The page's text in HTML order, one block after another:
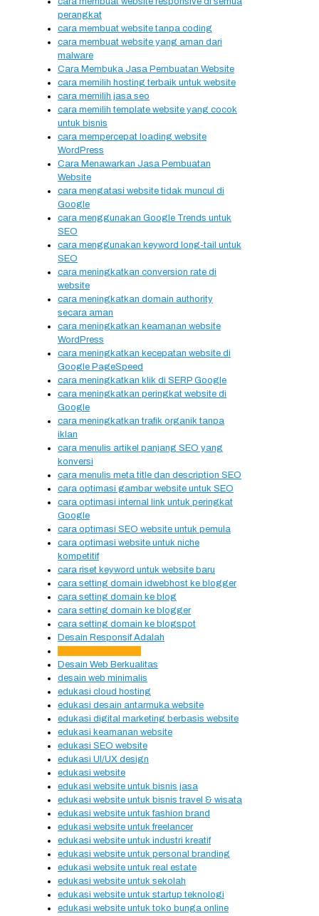
perangkat
cara membuat website tanpa coding
cara membuat website yang aman dari
malware
Cara Membuka Jasa Pembuatan Website
cara memilih hosting terbaik untuk website
cara memilih jasa seo
cara memilih template website yang cocok
untuk bisnis
cara mempercepat loading website
WordPress
Cara Menawarkan Jasa Pembuatan
Website
cara mengatasi website tidak muncul di
Google
cara menggunakan Google Trends untuk
SEO
cara menggunakan keyword long-tail untuk
SEO
cara meningkatkan conversion rate di
website
cara meningkatkan domain authority
secara aman
cara meningkatkan keamanan website
WordPress
cara meningkatkan kecepatan website di
Google PageSpeed
cara meningkatkan klik di SERP Google
cara meningkatkan peringkat website di
Google
cara meningkatkan trafik organik tanpa
iklan
cara menulis artikel panjang SEO yang
konversi
cara menulis meta title dan description SEO
cara optimasi gambar website untuk SEO
cara optimasi internal link untuk peringkat
Google
cara optimasi SEO website untuk pemula
cara optimasi website untuk niche
kompetitif
cara riset keyword untuk website baru
cara setting domain idwebhost ke blogger
cara setting domain ke blog
cara setting domain ke blogger
cara setting domain ke blogspot
Desain Responsif Adalah
Desain Web Berkualitas
desain web minimalis
edukasi cloud hosting
edukasi desain antarmuka website
edukasi digital marketing berbasis website
edukasi keamanan website
edukasi SEO website
edukasi UI/UX design
edukasi website
edukasi website untuk bisnis jasa
edukasi website untuk bisnis travel & wisata
edukasi website untuk fashion brand
edukasi website untuk freelancer
edukasi website untuk industri kreatif
edukasi website untuk personal branding
edukasi website untuk real estate
edukasi website untuk sekolah
edukasi website untuk startup teknologi
edukasi website untuk toko bunga online